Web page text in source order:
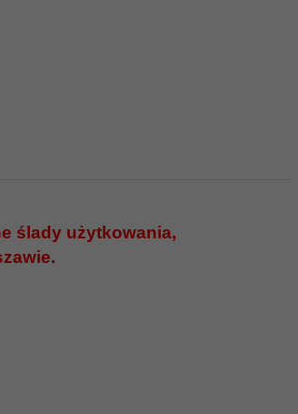
ślady użytkowania,